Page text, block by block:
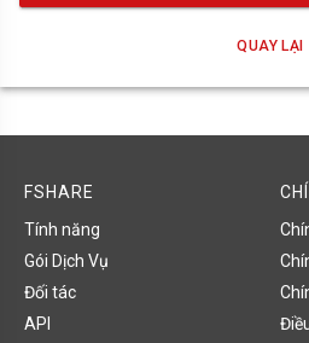
QUAY LẠI
FSHARE
Tính năng
Gói Dịch Vụ
Đối tác
API